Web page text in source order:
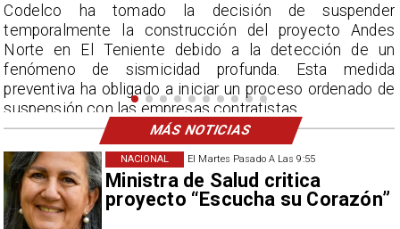
El Martes Pasado A Las 9:55
Ministra de Salud critica
proyecto “Escucha su Corazón”
NACIONAL
decisión de suspender
del proyecto Andes
a la detección de un
profunda. Esta medida
un proceso ordenado de
contratistas.
La Dirección
acumulados sin
por encima del promedio
MÁS NOTICIAS